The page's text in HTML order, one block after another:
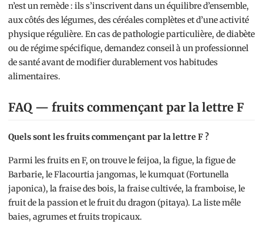
n’est un remède : ils s’inscrivent dans un équilibre d’ensemble,
aux côtés des légumes, des céréales complètes et d’une activité
physique régulière. En cas de pathologie particulière, de diabète
ou de régime spécifique, demandez conseil à un professionnel
de santé avant de modifier durablement vos habitudes
alimentaires.
FAQ — fruits commençant par la lettre F
Quels sont les fruits commençant par la lettre F ?
Parmi les fruits en F, on trouve le feijoa, la figue, la figue de
Barbarie, le Flacourtia jangomas, le kumquat (Fortunella
japonica), la fraise des bois, la fraise cultivée, la framboise, le
fruit de la passion et le fruit du dragon (pitaya). La liste mêle
baies, agrumes et fruits tropicaux.